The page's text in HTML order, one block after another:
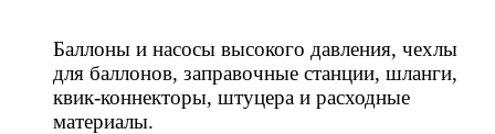
Баллоны и насосы высокого давления, чехлы
для баллонов, заправочные станции, шланги,
квик-коннекторы, штуцера и расходные
материалы.